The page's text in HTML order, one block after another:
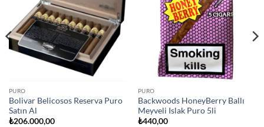
PURO
Bolivar Belicosos Reserva Puro
Satın Al
₺206.000,00
PURO
Backwoods HoneyBerry Ballı
Meyveli Islak Puro 5li
₺440,00